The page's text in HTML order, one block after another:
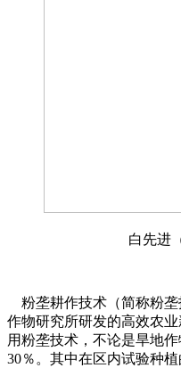
白先进
粉垄耕作技术（简称粉垄
作物研究所研发的高效农
用粉垄技术，不论是旱地
30％。其中在区内试验种